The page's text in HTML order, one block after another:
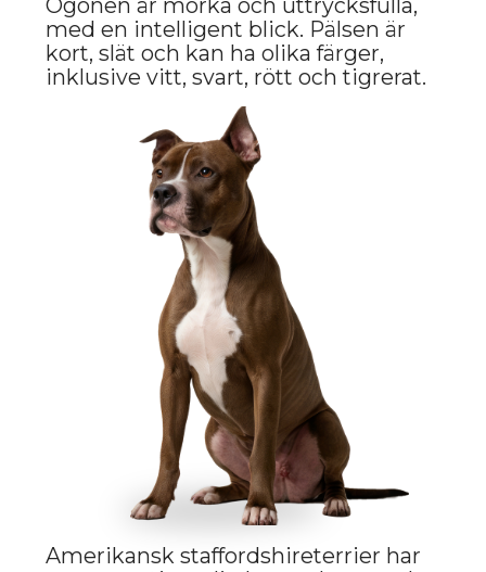
Amstaffar har en hög energinivå, de
är aktiva, lekfulla och behöver
regelbunden fysisk aktivitet. De
kommer bra överens med barn och
kan bli utmärkta familjehundar, men
på grund av sin styrka och energi
kräver de en noggrann uppfostran
och socialisering. De kan också vara
ganska självständiga, vilket kräver att
ägaren är konsekvent och envis i
träningsprocessen.
Skötsel av amerikansk
krävande. Pälsen är kort och slät och
VÅRD OCH SKÖTSEL